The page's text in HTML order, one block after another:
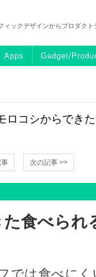
ィックデザインからプロダク
Apps Gadget/
ロコシからでき
次の記事 >>
た食べられ
では食べに